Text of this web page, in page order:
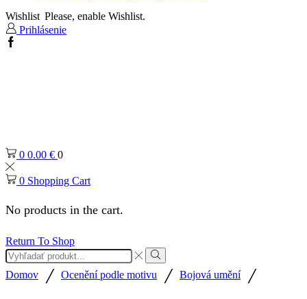
Wishlist Please, enable Wishlist.
Prihlásenie
Facebook
0 0.00 € 0
0 Shopping Cart
No products in the cart.
Return To Shop
Search
input
Search
Domov / Ocenění podle motivu / Bojová umění /